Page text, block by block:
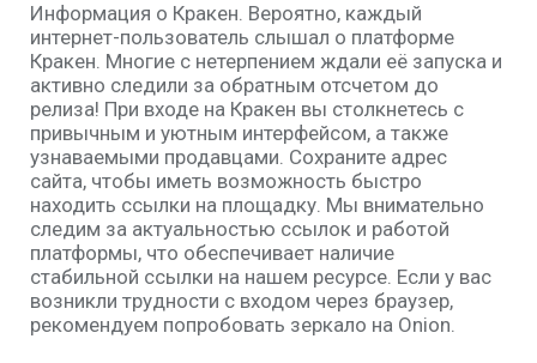
Информация о Кракен. Вероятно, каждый
интернет-пользователь слышал о платформе
Кракен. Многие с нетерпением ждали её запуска и
активно следили за обратным отсчетом до
релиза! При входе на Кракен вы столкнетесь с
привычным и уютным интерфейсом, а также
узнаваемыми продавцами. Сохраните адрес
сайта, чтобы иметь возможность быстро
находить ссылки на площадку. Мы внимательно
следим за актуальностью ссылок и работой
платформы, что обеспечивает наличие
стабильной ссылки на нашем ресурсе. Если у вас
возникли трудности с входом через браузер,
рекомендуем попробовать зеркало на Onion.